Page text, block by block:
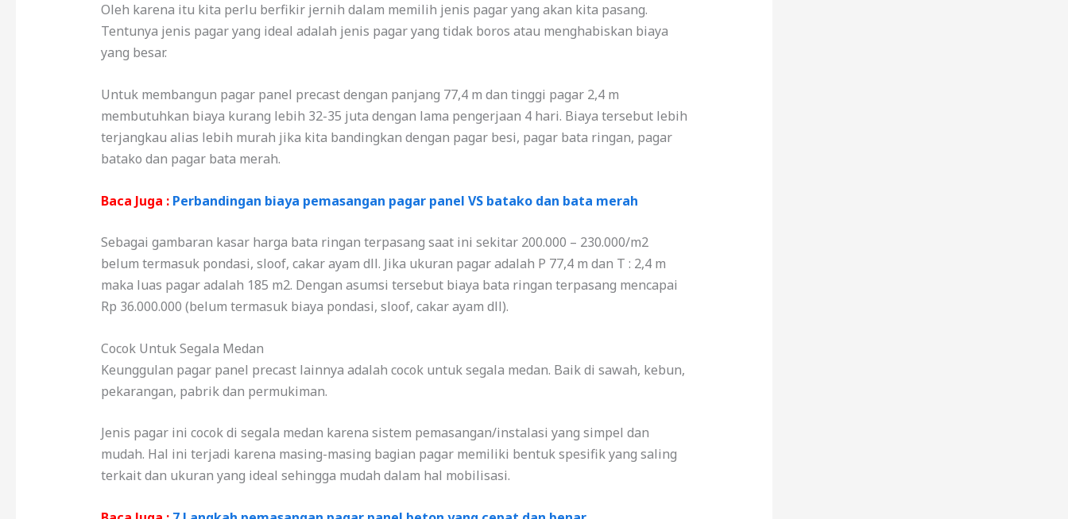
Oleh karena itu kita perlu berfikir jernih dalam memilih jenis pagar yang akan kita pasang.
Tentunya jenis pagar yang ideal adalah jenis pagar yang tidak boros atau menghabiskan biaya
yang besar.
Untuk membangun pagar panel precast dengan panjang 77,4 m dan tinggi pagar 2,4 m
membutuhkan biaya kurang lebih 32-35 juta dengan lama pengerjaan 4 hari. Biaya tersebut lebih
terjangkau alias lebih murah jika kita bandingkan dengan pagar besi, pagar bata ringan, pagar
batako dan pagar bata merah.
Baca Juga : Perbandingan biaya pemasangan pagar panel VS batako dan bata merah
Sebagai gambaran kasar harga bata ringan terpasang saat ini sekitar 200.000 – 230.000/m2
belum termasuk pondasi, sloof, cakar ayam dll. Jika ukuran pagar adalah P 77,4 m dan T : 2,4 m
maka luas pagar adalah 185 m2. Dengan asumsi tersebut biaya bata ringan terpasang mencapai
Rp 36.000.000 (belum termasuk biaya pondasi, sloof, cakar ayam dll).
Cocok Untuk Segala Medan
Keunggulan pagar panel precast lainnya adalah cocok untuk segala medan. Baik di sawah, kebun,
pekarangan, pabrik dan permukiman.
Jenis pagar ini cocok di segala medan karena sistem pemasangan/instalasi yang simpel dan
mudah. Hal ini terjadi karena masing-masing bagian pagar memiliki bentuk spesifik yang saling
terkait dan ukuran yang ideal sehingga mudah dalam hal mobilisasi.